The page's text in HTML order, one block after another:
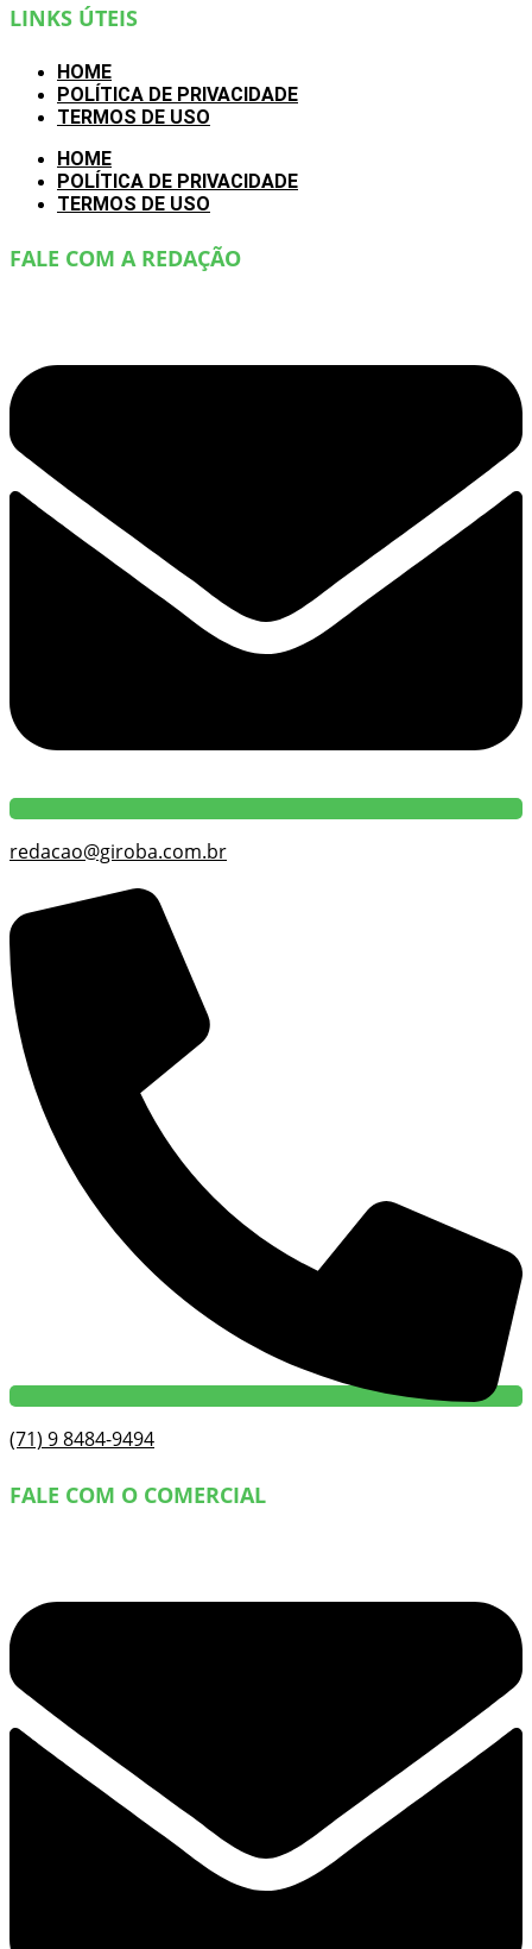
LINKS ÚTEIS
HOME
POLÍTICA DE PRIVACIDADE
TERMOS DE USO
HOME
POLÍTICA DE PRIVACIDADE
TERMOS DE USO
FALE COM A REDAÇÃO
redacao@giroba.com.br
(71) 9 8484-9494
FALE COM O COMERCIAL